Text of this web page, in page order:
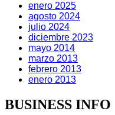
enero 2025
agosto 2024
julio 2024
diciembre 2023
mayo 2014
marzo 2013
febrero 2013
enero 2013
BUSINESS INFO